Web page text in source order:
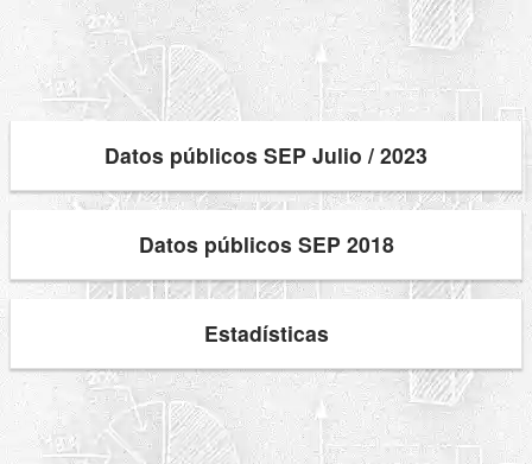
Datos públicos SEP Julio / 2023
Datos públicos SEP 2018
Estadísticas